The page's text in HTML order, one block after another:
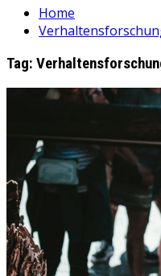
Home
Tag: